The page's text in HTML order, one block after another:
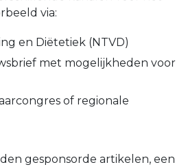
via:
en Diëtetiek (NTVD)
met mogelijkheden voor
of regionale
gesponsorde artikelen, een